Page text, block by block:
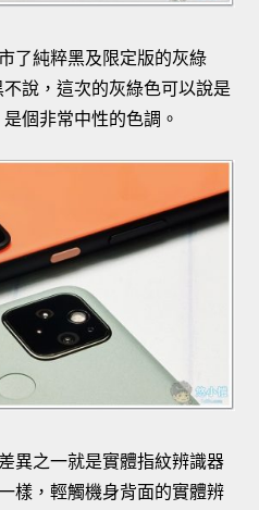
了純粹黑及限定版的灰綠
說，這次的灰綠色可以說是
個非常中性的色調。
異之一就是實體指紋辨識器
樣，輕觸機身背面的實體辨